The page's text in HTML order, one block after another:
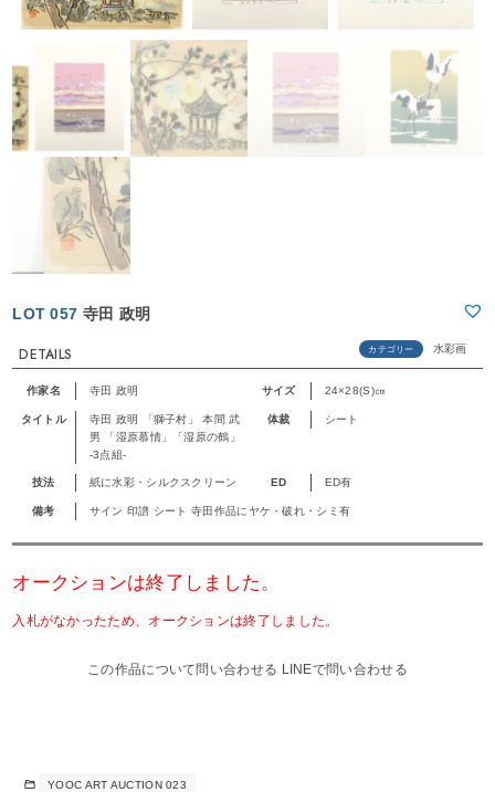
LOT 057 寺田 政明
DETAILS カテゴリー 水彩画
作家名 寺田 政明 サイズ 24×28(S)㎝
タイトル
寺田 政明 「獅子村」 本間 武
男 「湿原慕情」「湿原の鶴」
-3点組-
体裁 シート
技法 紙に水彩・シルクスクリーン ED ED有
備考 サイン 印譜 シート 寺田作品にヤケ・破れ・シミ有
オークションは終了しました 。
入札がなかったため、オークションは終了しました。
この作品について問い合わせる LINEで問い合わせる
YOOC ART AUCTION 023